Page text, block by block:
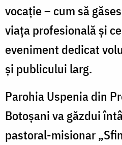
vocație – cum să
viața profesională și
eveniment dedicat
și publicului larg.
Parohia Uspenia din
Botoșani va găzdui
pastoral-misionar